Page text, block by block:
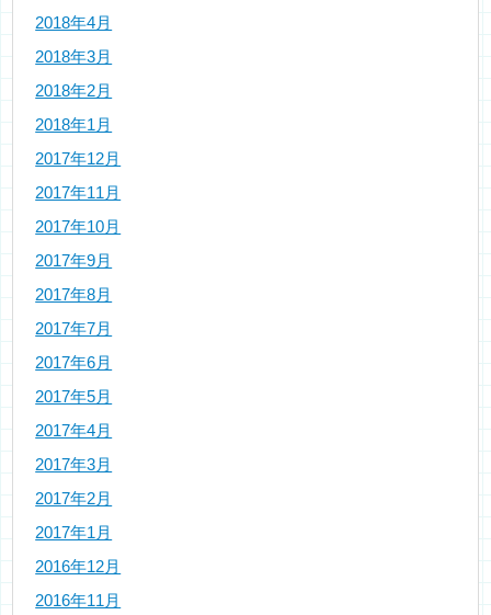
2018年4月
2018年3月
2018年2月
2018年1月
2017年12月
2017年11月
2017年10月
2017年9月
2017年8月
2017年7月
2017年6月
2017年5月
2017年4月
2017年3月
2017年2月
2017年1月
2016年12月
2016年11月